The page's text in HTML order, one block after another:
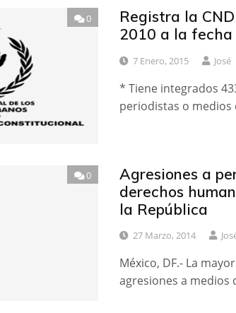
0
Registra la
2010 a la fecha
7 Enero, 2015 José
* Tiene integrados
periodistas o medios
0
Agresiones a
derechos
la República
27 Marzo, 2014
México, DF.- La
agresiones a medios